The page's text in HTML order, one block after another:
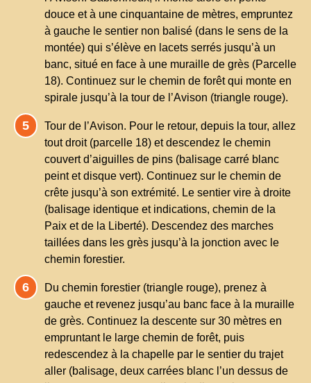
douce et à une cinquantaine de mètres, empruntez
à gauche le sentier non balisé (dans le sens de la
montée) qui s’élève en lacets serrés jusqu’à un
banc, situé en face à une muraille de grès (Parcelle
18). Continuez sur le chemin de forêt qui monte en
spirale jusqu’à la tour de l’Avison (triangle rouge).
Tour de l’Avison. Pour le retour, depuis la tour, allez
tout droit (parcelle 18) et descendez le chemin
couvert d’aiguilles de pins (balisage carré blanc
peint et disque vert). Continuez sur le chemin de
crête jusqu’à son extrémité. Le sentier vire à droite
(balisage identique et indications, chemin de la
Paix et de la Liberté). Descendez des marches
taillées dans les grès jusqu’à la jonction avec le
chemin forestier.
Du chemin forestier (triangle rouge), prenez à
gauche et revenez jusqu’au banc face à la muraille
de grès. Continuez la descente sur 30 mètres en
empruntant le large chemin de forêt, puis
redescendez à la chapelle par le sentier du trajet
aller (balisage, deux carrées blanc l’un dessus de